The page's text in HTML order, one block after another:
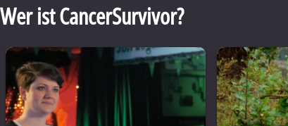
Wer ist CancerSurvivor?